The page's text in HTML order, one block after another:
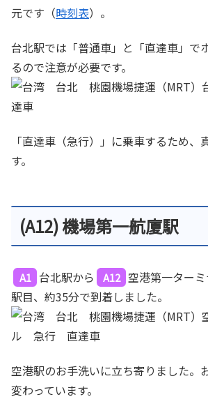
元です（時刻表）。
台北駅では「普通車」と「直達車」で
るので注意が必要です。
「直達車（急行）」に乗車するため、
す。
(A12) 機場第一航廈駅
A1 台北駅から A12 空港第一ター
駅目、約35分で到着しました。
空港駅のお手洗いに立ち寄りました。
変わっています。